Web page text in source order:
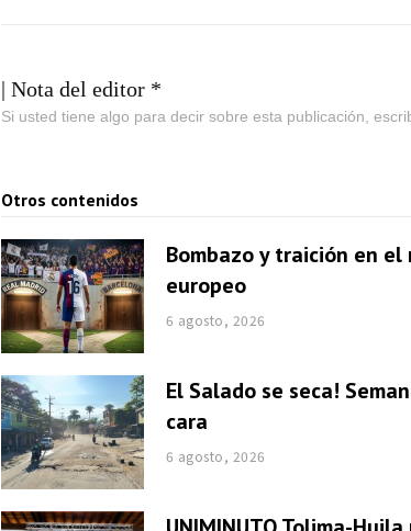
| Nota del editor *
Si usted tiene algo para decir sobre esta publicación,
Otros contenidos
Bombazo y traición en
europeo
6 agosto, 2026
El Salado se seca!
cara
6 agosto, 2026